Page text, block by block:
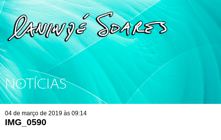
NOTÍCIAS
04 de março de 2019 às 09:14
IMG_0590